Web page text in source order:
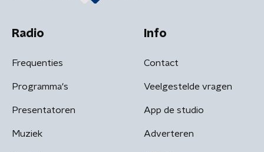
Radio
Frequenties
Programma's
Presentatoren
Muziek
Info
Contact
Veelgestelde vragen
App de studio
Adverteren